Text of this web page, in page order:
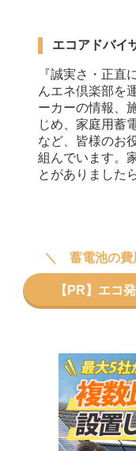
エコアドバイ
『誠実さ・正直
んエネ倶楽部を
ーカーの情報、
じめ、家庭用蓄
など、皆様のお
組んでいます。
とがありました
蓄電池の費
【PR】エコ